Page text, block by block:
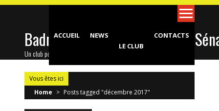
Skip
contentBadminton Club d'Epinay-sous-
Un club pour toute la famille !
ACCUEIL
NEWS
LE CLUB
CONTACTS
Vous êtes ici
Home > Posts tagged "décembre 2017"